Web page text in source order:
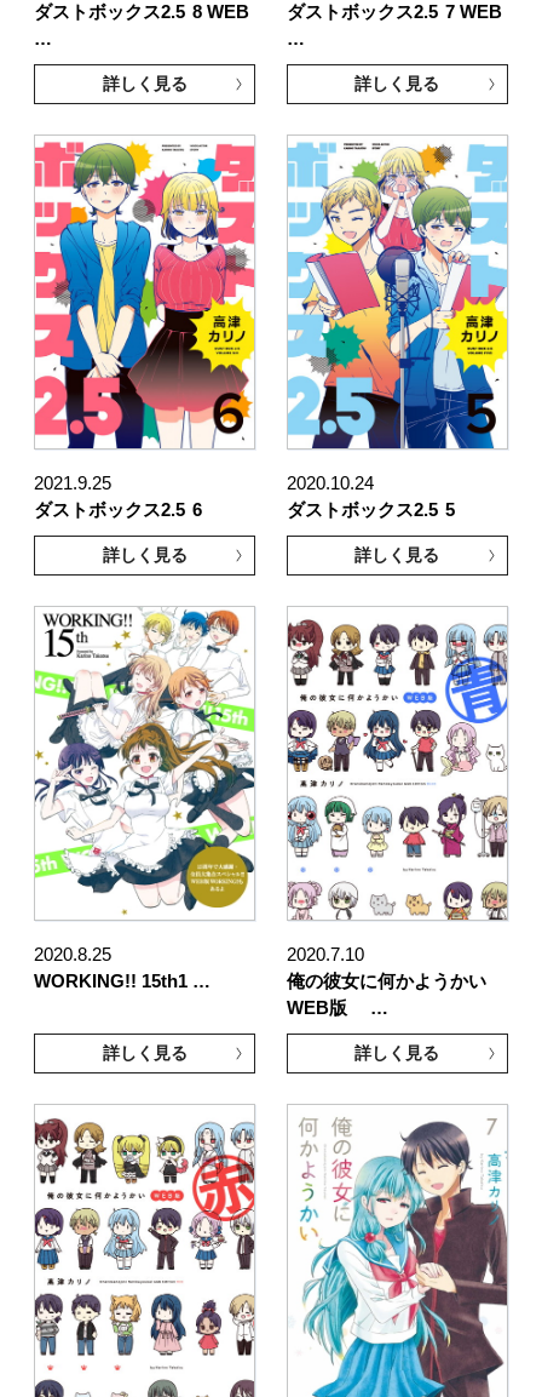
ダストボックス2.5 8 WEB
…
詳しく見る
ダストボックス2.5 7 WEB
…
詳しく見る
2021.9.25
ダストボックス2.5 6
詳しく見る
2020.10.24
ダストボックス2.5 5
詳しく見る
2020.8.25
WORKING!! 15th1 …
詳しく見る
2020.7.10
俺の彼女に何かようかい
WEB版 …
詳しく見る